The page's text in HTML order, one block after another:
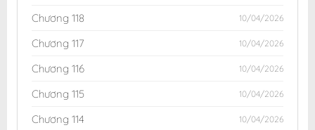
Chương 118 10/04/2026
Chương 117 10/04/2026
Chương 116 10/04/2026
Chương 115 10/04/2026
Chương 114 10/04/2026